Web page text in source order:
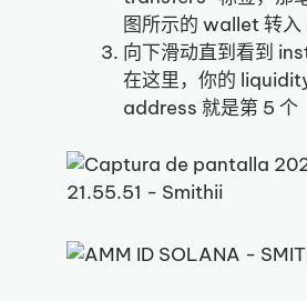
图所示的 wallet 转入
向下滑动直到看到
在这里，你的
address 就是第 5 个